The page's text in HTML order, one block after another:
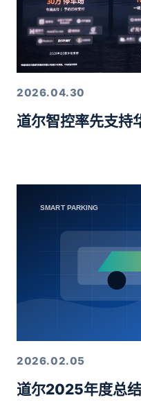
2026.04.30
道尔智控率先支持
2026.02.05
道尔2025年度总